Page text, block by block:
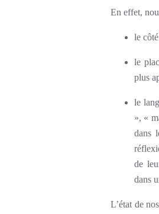
En effet,
le
le
plus
le
», «
dans
de
dans
L’état de